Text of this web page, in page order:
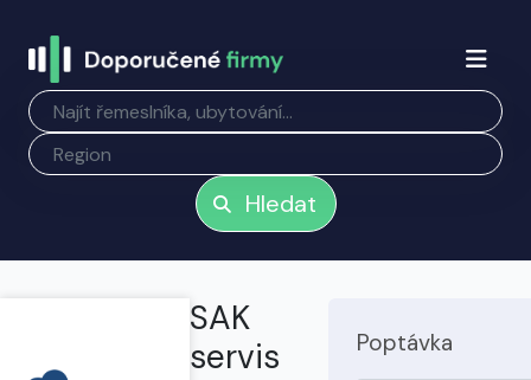
Hledat
SAK
servis
Poptávka